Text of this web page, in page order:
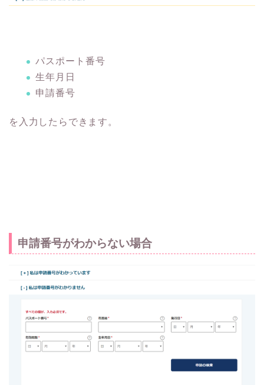
パスポート番号
生年月日
申請番号
を入力したらできます。
申請番号がわからない場合